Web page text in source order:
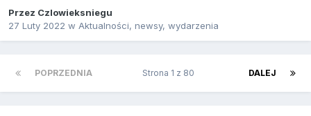
Przez Czlowieksniegu
27 Luty 2022 w Aktualności, newsy, wydarzenia
POPRZEDNIA DALEJ
Strona 1 z 80